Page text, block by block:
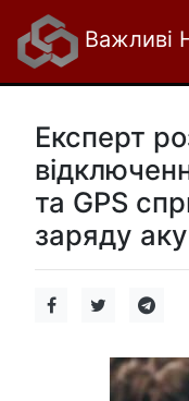
Важливі
Експерт
та GPS
заряду